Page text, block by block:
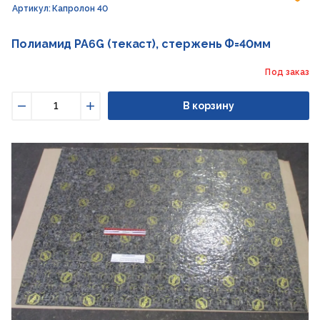
Артикул: Капролон 40
Полиамид PA6G (текаст), стержень Ф=40мм
Под заказ
Увеличить
В корзину